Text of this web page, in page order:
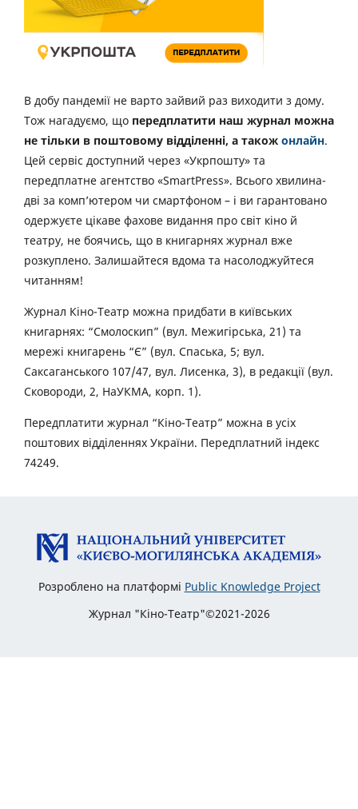
В добу пандемії не варто зайвий раз виходити з дому.
Тож нагадуємо, що передплатити наш журнал можна
не тільки в поштовому відділенні, а також онлайн.
Цей сервіс доступний через «Укрпошту» та
передплатне агентство «SmartPress». Всього хвилина-
дві за комп’ютером чи смартфоном – і ви гарантовано
одержуєте цікаве фахове видання про світ кіно й
театру, не боячись, що в книгарнях журнал вже
розкуплено. Залишайтеся вдома та насолоджуйтеся
читанням!
Журнал Кіно-Театр можна придбати в київських
книгарнях: “Смолоскип” (вул. Межигірська, 21) та
мережі книгарень “Є” (вул. Спаська, 5; вул.
Саксаганського 107/47, вул. Лисенка, 3), в редакції (вул.
Сковороди, 2, НаУКМА, корп. 1).
Передплатити журнал “Кіно-Театр” можна в усіх
поштових відділеннях України. Передплатний індекс
74249.
Розроблено на платформі Public Knowledge Project
Журнал "Кіно-Театр"©2021-2026